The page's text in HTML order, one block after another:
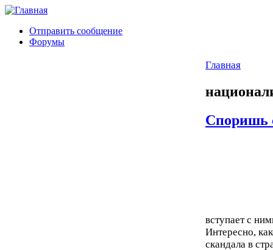
Отправить сообщение
Форумы
Главная
Споришь
вступает с
Интересно,
скандала в